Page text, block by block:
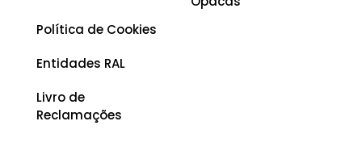
Política de Cookies
Entidades RAL
Livro de
Reclamações